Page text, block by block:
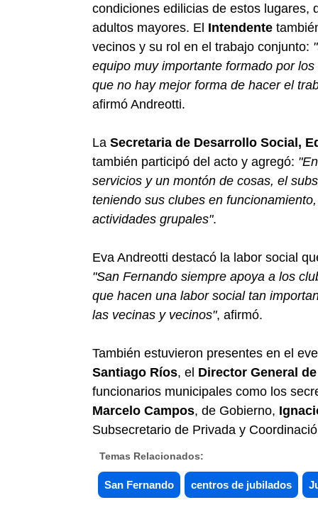
condiciones edilicias de estos lugares,
adultos mayores. El Intendente
vecinos y su rol en el trabajo conjunto:
equipo muy importante formado por
que no hay mejor forma de hacer el
afirmó Andreotti.
La Secretaria de Desarrollo Social,
también participó del acto y agregó:
servicios y un montón de cosas, el
teniendo sus clubes en
actividades grupales".
Eva Andreotti destacó la labor social
"San Fernando siempre apoya a los
que hacen una labor social tan
las vecinas y vecinos", afirmó.
También estuvieron presentes en el
Santiago Ríos, el Director General
funcionarios municipales como los
Marcelo Campos, de Gobierno,
Subsecretario de Privada y
Temas Relacionados:
San Fernando centros de jubilados